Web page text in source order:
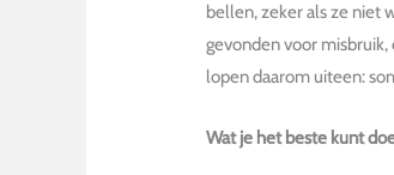
bellen, zeker als ze niet
gevonden voor
lopen daarom uiteen:
Wat je het beste kunt